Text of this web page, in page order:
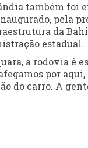
também foi
pela
da
estadual.
a rodovia é
por
do carro. A